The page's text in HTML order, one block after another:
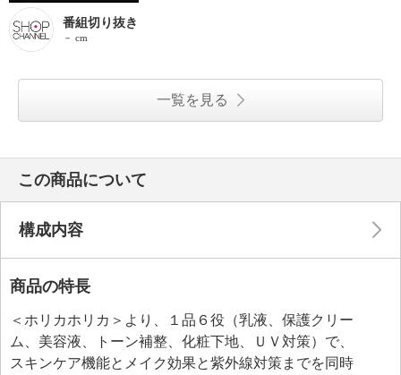
番組切り抜き
－ cm
一覧を見る
この商品について
構成内容
商品の特長
＜ホリカホリカ＞より、１品６役（乳液、保護クリー
ム、美容液、トーン補整、化粧下地、ＵＶ対策）で、
スキンケア機能とメイク効果と紫外線対策までを同時